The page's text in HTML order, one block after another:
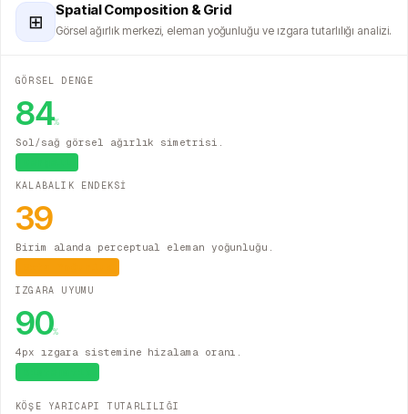
⊞
Spatial Composition & Grid
Görsel ağırlık merkezi, eleman yoğunluğu ve ızgara tutarlılığı analizi.
GÖRSEL DENGE
84%
Sol/sağ görsel ağırlık simetrisi.
KALABALIK ENDEKSİ
39
Birim alanda perceptual eleman yoğunluğu.
IZGARA UYUMU
90%
4px ızgara sistemine hizalama oranı.
KÖŞE YARICAPI TUTARLILIĞI